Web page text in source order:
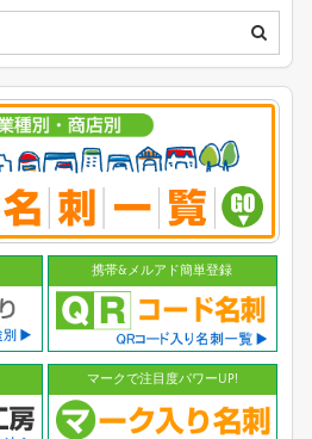
携帯&メルアド簡単登録
マークで注目度パワーUP!